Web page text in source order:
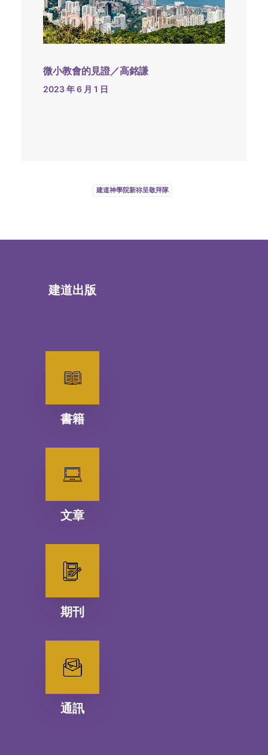
微小教會的見證／高銘謙
2023 年 6 月 1 日
建道神學院新祢呈敬拜隊
建道出版
書籍
文章
期刊
通訊